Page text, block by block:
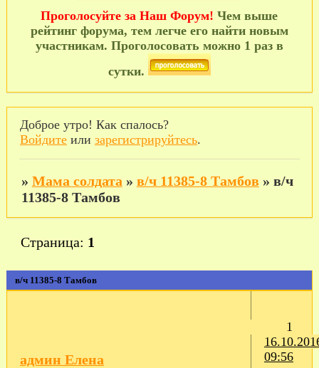
Проголосуйте за Наш Форум! Чем выше
рейтинг форума, тем легче его найти новым
участникам. Проголосовать можно 1 раз в
сутки.
Доброе утро! Как спалось?
Войдитеили зарегистрируйтесь.
» Мама солдата » в/ч 11385-8 Тамбов » в/ч
11385-8 Тамбов
в/ч 11385-8 Тамбов
Страница: 1
1
09:56
админ Елена